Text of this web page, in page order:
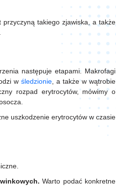
przyczyną takiego zjawiska, a także
następuje etapami. Makrofagi
w śledzionie , a także w wątrobie
rozpad erytrocytów, mówimy o
uszkodzenie erytrocytów w czasie
Warto podać konkretne